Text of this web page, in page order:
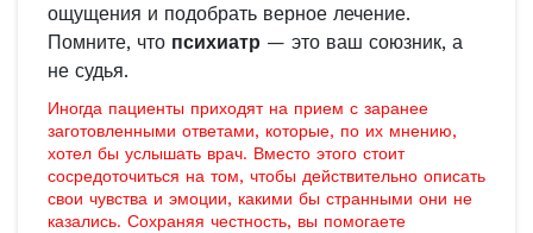
ощущения и подобрать верное лечение.
Помните, что психиатр — это ваш союзник, а
не судья.
Иногда пациенты приходят на прием с заранее
заготовленными ответами, которые, по их мнению,
хотел бы услышать врач. Вместо этого стоит
сосредоточиться на том, чтобы действительно описать
свои чувства и эмоции, какими бы странными они не
казались. Сохраняя честность, вы помогаете